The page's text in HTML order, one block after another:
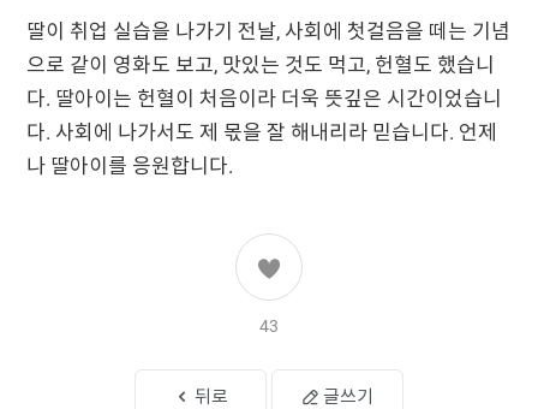
딸이 취업 실습을 나가기 전날, 사회에 첫걸음을 떼는 기념
으로 같이 영화도 보고, 맛있는 것도 먹고, 헌혈도 했습니
다. 딸아이는 헌혈이 처음이라 더욱 뜻깊은 시간이었습니
다. 사회에 나가서도 제 몫을 잘 해내리라 믿습니다. 언제
나 딸아이를 응원합니다.
43
뒤로 글쓰기